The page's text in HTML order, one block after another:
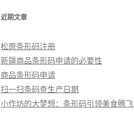
近期文章
松原条形码注册
新疆商品条形码申请的必要性
商品条形码申请
扫一扫条码查生产日期
小作坊的大梦想：条形码引领美食腾飞